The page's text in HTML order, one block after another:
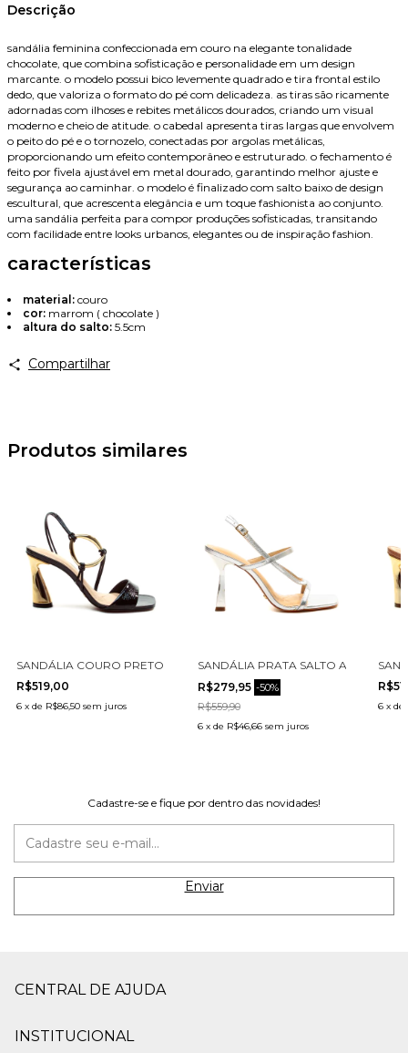
Celular
Descrição
sandália feminina confeccionada em couro na elegante tonalidade
chocolate, que combina sofisticação e personalidade em um design
marcante. o modelo possui bico levemente quadrado e tira frontal estilo
dedo, que valoriza o formato do pé com delicadeza. as tiras são ricamente
adornadas com ilhoses e rebites metálicos dourados, criando um visual
moderno e cheio de atitude. o cabedal apresenta tiras largas que envolvem
o peito do pé e o tornozelo, conectadas por argolas metálicas,
proporcionando um efeito contemporâneo e estruturado. o fechamento é
feito por fivela ajustável em metal dourado, garantindo melhor ajuste e
segurança ao caminhar. o modelo é finalizado com salto baixo de design
escultural, que acrescenta elegância e um toque fashionista ao conjunto.
uma sandália perfeita para compor produções sofisticadas, transitando
com facilidade entre looks urbanos, elegantes ou de inspiração fashion.
características
material: couro
cor: marrom ( chocolate )
altura do salto: 5.5cm
Compartilhar
Produtos similares
3 ALTO CECCONELLO 2693001-2
SANDÁLIA COURO PRETO SALTO ALTO CECCONELLO 2693001-4
R$519,00
6 x de R$86,50 sem juros
SANDÁLIA PRATA SALTO ALTO
R$279,95 -50%
R$559,90
6 x de R$46,66 sem juros
6 xde
Cadastre-se e fique por dentro das novidades!
CENTRAL DE AJUDA
INSTITUCIONAL